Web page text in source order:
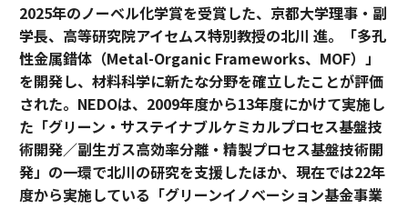
2025年のノーベル化学賞を受賞した、京都大学理事・副
学長、高等研究院アイセムス特別教授の北川 進。「多孔
性金属錯体（Metal-Organic Frameworks、MOF）」
を開発し、材料科学に新たな分野を確立したことが評価
された。NEDOは、2009年度から13年度にかけて実施し
た「グリーン・サステイナブルケミカルプロセス基盤技
術開発／副生ガス高効率分離・精製プロセス基盤技術開
発」の一環で北川の研究を支援したほか、現在では22年
度から実施している「グリーンイノベーション基金事業